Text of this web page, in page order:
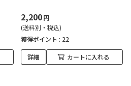
2,200円
(送料別・税込)
獲得ポイント : 22
詳細 カートに入れる